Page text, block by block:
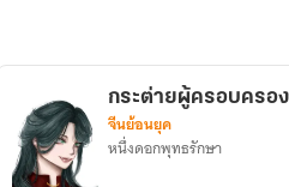
กระต่ายผู้ครอบครอ
จีนย้อนยุค
หนึ่งดอกพุทธรักษา